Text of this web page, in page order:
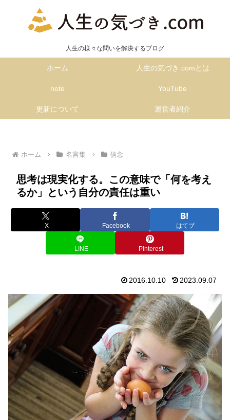
人生の様々な問いを解決するブログ
ホーム 人生の気づき.comとは
note YouTube
更新について 運営者紹介
ホーム 名言集 信念
思考は現実化する。この意味で「何を考え
るか」という自分の責任は重い
X Facebook はてブ
LINE Pinterest
2016.10.10 2023.09.07